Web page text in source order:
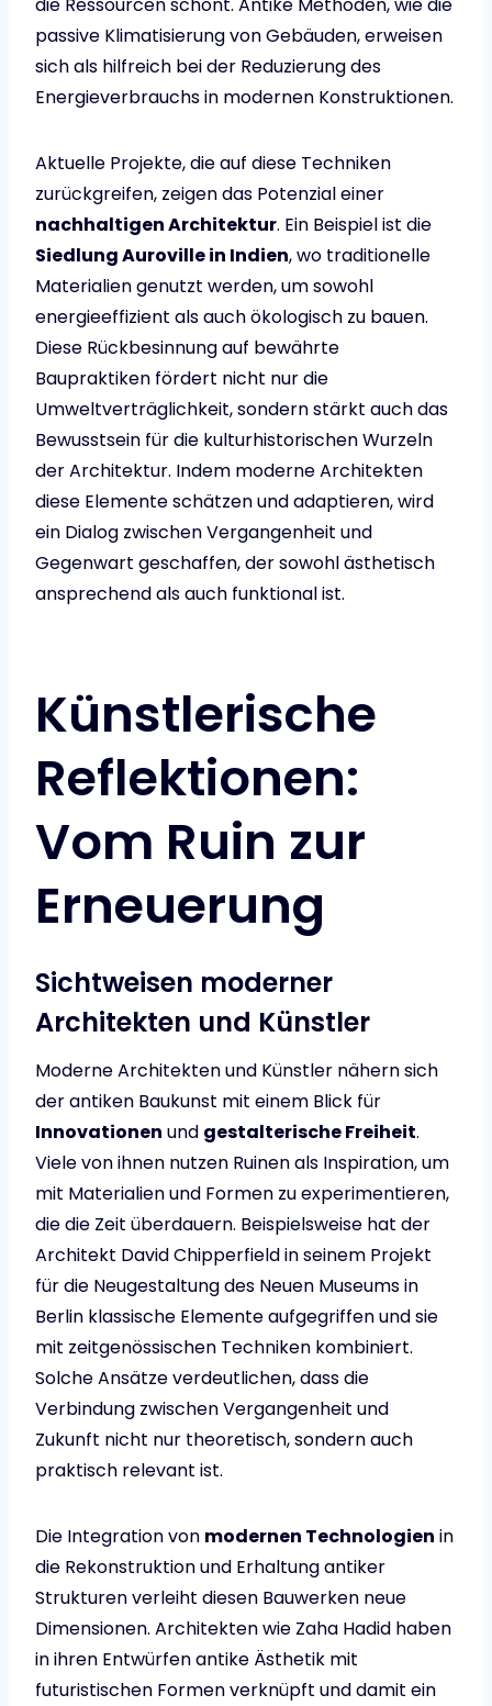
passive Klimatisierung von Gebäuden, erweisen
sich als hilfreich bei der Reduzierung des
Energieverbrauchs in modernen Konstruktionen.
Aktuelle Projekte, die auf diese Techniken
zurückgreifen, zeigen das Potenzial einer
nachhaltigen Architektur. Ein Beispiel ist die
Siedlung Auroville in Indien, wo traditionelle
Materialien genutzt werden, um sowohl
energieeffizient als auch ökologisch zu bauen.
Diese Rückbesinnung auf bewährte
Baupraktiken fördert nicht nur die
Umweltverträglichkeit, sondern stärkt auch das
Bewusstsein für die kulturhistorischen Wurzeln
der Architektur. Indem moderne Architekten
diese Elemente schätzen und adaptieren, wird
ein Dialog zwischen Vergangenheit und
Gegenwart geschaffen, der sowohl ästhetisch
ansprechend als auch funktional ist.
Künstlerische
Reflektionen:
Vom Ruin zur
Erneuerung
Sichtweisen moderner
Architekten und Künstler
Moderne Architekten und Künstler nähern sich
der antiken Baukunst mit einem Blick für
Innovationen und gestalterische Freiheit.
Viele von ihnen nutzen Ruinen als Inspiration, um
mit Materialien und Formen zu experimentieren,
die die Zeit überdauern. Beispielsweise hat der
Architekt David Chipperfield in seinem Projekt
für die Neugestaltung des Neuen Museums in
Berlin klassische Elemente aufgegriffen und sie
mit zeitgenössischen Techniken kombiniert.
Solche Ansätze verdeutlichen, dass die
Verbindung zwischen Vergangenheit und
Zukunft nicht nur theoretisch, sondern auch
praktisch relevant ist.
Die Integration von modernen Technologien in
die Rekonstruktion und Erhaltung antiker
Strukturen verleiht diesen Bauwerken neue
Dimensionen. Architekten wie Zaha Hadid haben
in ihren Entwürfen antike Ästhetik mit
futuristischen Formen verknüpft und damit ein